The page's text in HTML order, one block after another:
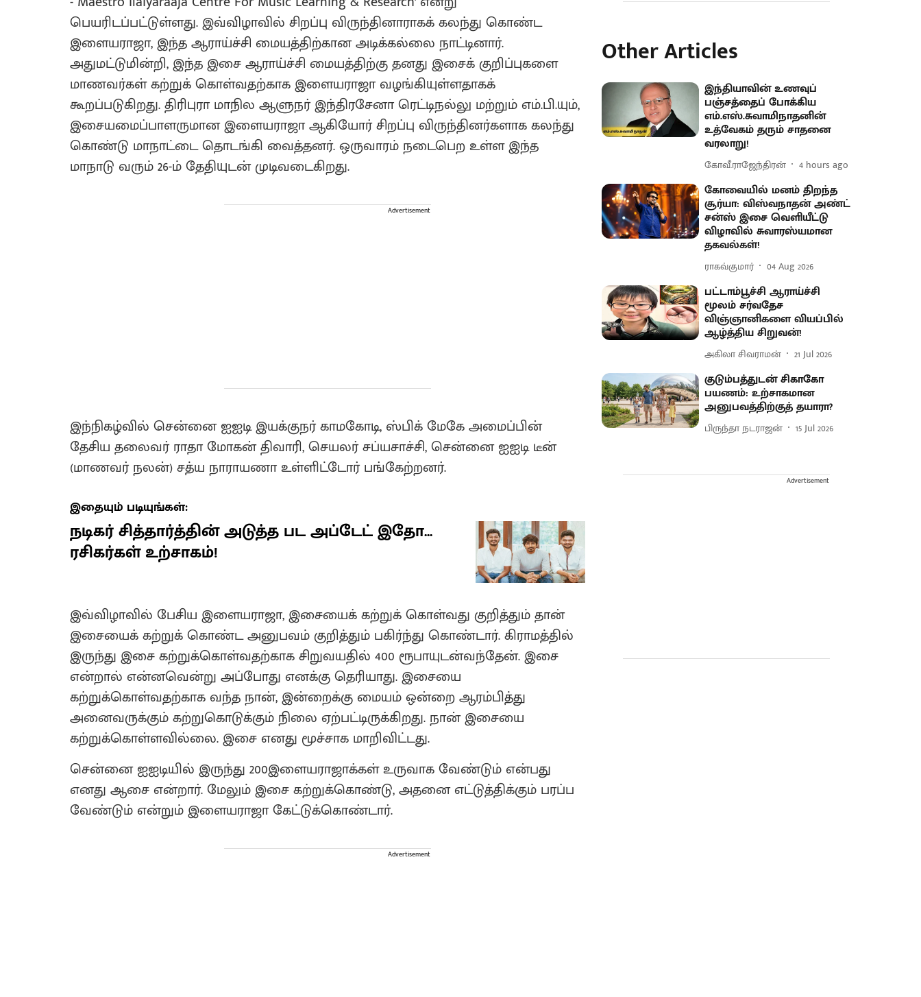
பெயரிடப்பட்டுள்ளது. இவ்விழாவில் சிறப்பு விருந்தினாராகக் கலந்து கொண்ட
இளையராஜா, இந்த ஆராய்ச்சி மையத்திற்கான அடிக்கல்லை நாட்டினார்.
அதுமட்டுமின்றி, இந்த இசை ஆராய்ச்சி மையத்திற்கு தனது இசைக் குறிப்புகளை
மாணவர்கள் கற்றுக் கொள்வதற்காக இளையராஜா வழங்கியுள்ளதாகக்
கூறப்படுகிறது. திரிபுரா மாநில ஆளுநர் இந்திரசேனா ரெட்டிநல்லு மற்றும் எம்.பி.யும்,
இசையமைப்பாளருமான இளையராஜா ஆகியோர் சிறப்பு விருந்தினர்களாக கலந்து
கொண்டு மாநாட்டை தொடங்கி வைத்தனர். ஒருவாரம் நடைபெற உள்ள இந்த
மாநாடு வரும் 26-ம் தேதியுடன் முடிவடைகிறது.
Advertisement
இந்நிகழ்வில் சென்னை ஐஐடி இயக்குநர் காமகோடி, ஸ்பிக் மேகே அமைப்பின்
தேசிய தலைவர் ராதா மோகன் திவாரி, செயலர் சப்யசாச்சி, சென்னை ஐஐடி டீன்
(மாணவர் நலன்) சத்ய நாராயணா உள்ளிட்டோர் பங்கேற்றனர்.
இதையும் படியுங்கள்:
நடிகர் சித்தார்த்தின் அடுத்த பட அப்டேட் இதோ...
ரசிகர்கள் உற்சாகம்!
இவ்விழாவில் பேசிய இளையராஜா, இசையைக் கற்றுக் கொள்வது குறித்தும் தான்
இசையைக் கற்றுக் கொண்ட அனுபவம் குறித்தும் பகிர்ந்து கொண்டார். கிராமத்தில்
இருந்து இசை கற்றுக்கொள்வதற்காக சிறுவயதில் 400 ரூபாயுடன்வந்தேன். இசை
என்றால் என்னவென்று அப்போது எனக்கு தெரியாது. இசையை
கற்றுக்கொள்வதற்காக வந்த நான், இன்றைக்கு மையம் ஒன்றை ஆரம்பித்து
அனைவருக்கும் கற்றுகொடுக்கும் நிலை ஏற்பட்டிருக்கிறது. நான் இசையை
கற்றுக்கொள்ளவில்லை. இசை எனது மூச்சாக மாறிவிட்டது.
சென்னை ஐஐடியில் இருந்து 200இளையராஜாக்கள் உருவாக வேண்டும் என்பது
எனது ஆசை என்றார். மேலும் இசை கற்றுக்கொண்டு, அதனை எட்டுத்திக்கும் பரப்ப
வேண்டும் என்றும் இளையராஜா கேட்டுக்கொண்டார்.
Advertisement
Other Articles
இந்தியாவின் உணவுப்
பஞ்சத்தைப் போக்கிய
எம்.எஸ்.சுவாமிநாதனின்
உத்வேகம் தரும் சாதனை
வரலாறு!
கோவீ.ராஜேந்திரன் 4 hours ago
கோவையில் மனம் திறந்த
சூர்யா: விஸ்வநாதன் அண்ட்
சன்ஸ் இசை வெளியீட்டு
விழாவில் சுவாரஸ்யமான
தகவல்கள்!
ராகவ்குமார் 04 Aug 2026
பட்டாம்பூச்சி ஆராய்ச்சி
மூலம் சர்வதேச
விஞ்ஞானிகளை வியப்பில்
ஆழ்த்திய சிறுவன்!
அகிலா சிவராமன் 21 Jul 2026
குடும்பத்துடன் சிகாகோ
பயணம்: உற்சாகமான
அனுபவத்திற்குத் தயாரா?
பிருந்தா நடராஜன் 15 Jul 2026
Advertisement